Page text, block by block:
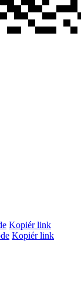
Kopiér link
Kopiér link